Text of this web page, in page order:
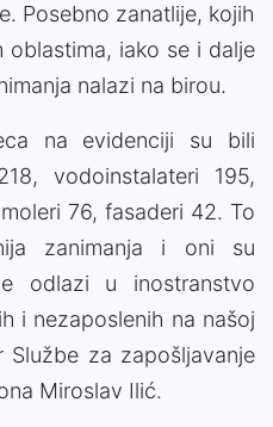
Posebno zanatlije, kojih
iako se i dalje
nalazi na birou.
na evidenciji su bili
vodoinstalateri 195,
76, fasaderi 42. To
zanimanja i oni su
odlazi u inostranstvo
i nezaposlenih na našoj
Službe za zapošljavanje
Miroslav Ilić.